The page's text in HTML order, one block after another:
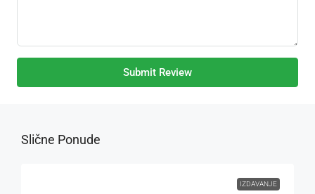
Submit Review
Slične Ponude
IZDAVANJE